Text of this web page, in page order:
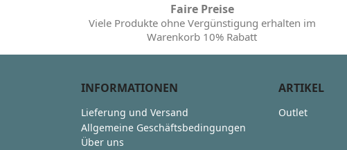
Faire Preise
Viele Produkte ohne Vergünstigung erhalten im
Warenkorb 10% Rabatt
INFORMATIONEN
Lieferung und Versand
Allgemeine Geschäftsbedingungen
Über uns
ARTIKEL
Outlet